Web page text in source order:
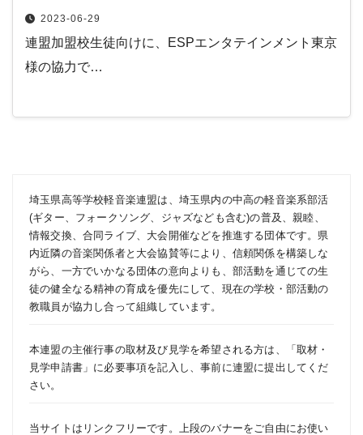
2023-06-29
連盟加盟校生徒向けに、ESPエンタテインメント東京
様の協力で…
埼玉県高等学校軽音楽連盟は、埼玉県内の中高の軽音楽系部活
(ギター、フォークソング、ジャズなども含む)の普及、親睦、
情報交換、合同ライブ、大会開催などを推進する団体です。県
内近隣の音楽関係者と大会協賛等により、信頼関係を構築しな
がら、一方でいかなる団体の意向よりも、部活動を通じての生
徒の健全なる精神の育成を優先にして、現在の学校・部活動の
教職員が協力し合って組織しています。
本連盟の主催行事の取材及び見学を希望される方は、「 取材・
見学申請書 」に必要事項を記入し、事前に連盟に提出してくだ
さい。
当サイトはリンクフリーです。上段のバナーをご自由にお使い